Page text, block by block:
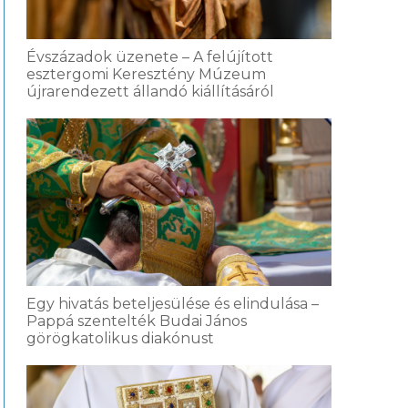
Évszázadok üzenete – A felújított
esztergomi Keresztény Múzeum
újrarendezett állandó kiállításáról
Egy hivatás beteljesülése és elindulása –
Pappá szentelték Budai János
görögkatolikus diakónust